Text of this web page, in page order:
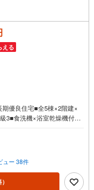
える
優良住宅■全5棟×2階建×
3■食洗機×浴室乾燥機付■
のお問い合わせがスムー
ご連絡下さい！東宝ハウ
ープ 東宝ハウス浦和 特
和の住宅ローン■変動金利
ン金利優遇割の最大適用
％の比較借入金4000万円
ュー 38件